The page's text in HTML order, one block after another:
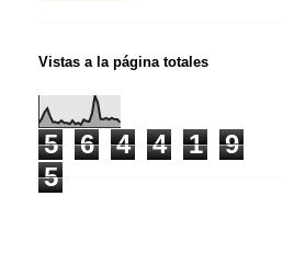
Vistas a la página totales
5 6 4 4 1
9
5